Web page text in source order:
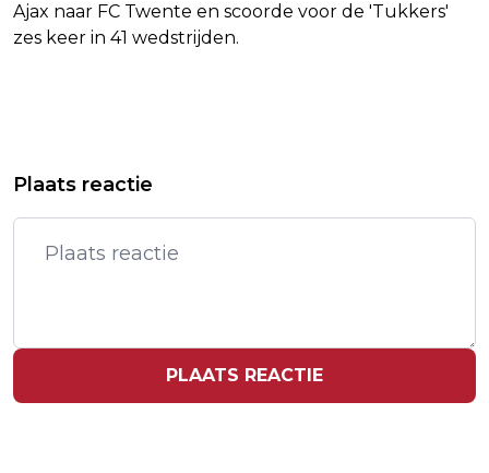
Ajax naar FC Twente en scoorde voor de 'Tukkers'
zes keer in 41 wedstrijden.
TRUMP, ZEGGEN DIPLOMATEN
ERDOGAN BEGINT NAVO-OVERLEG
MET PLEIDOOI TEGEN
WAPENRESTRICTIES
Plaats reactie
PLAATS REACTIE